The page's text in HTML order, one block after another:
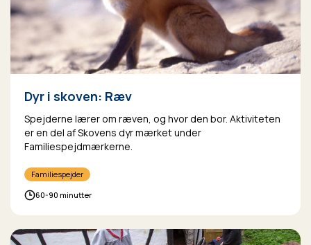
Dyr i skoven: Ræv
Spejderne lærer om ræven, og hvor den bor. Aktiviteten
er en del af Skovens dyr mærket under
Familiespejdmærkerne.
Familiespejder
60-90 minutter